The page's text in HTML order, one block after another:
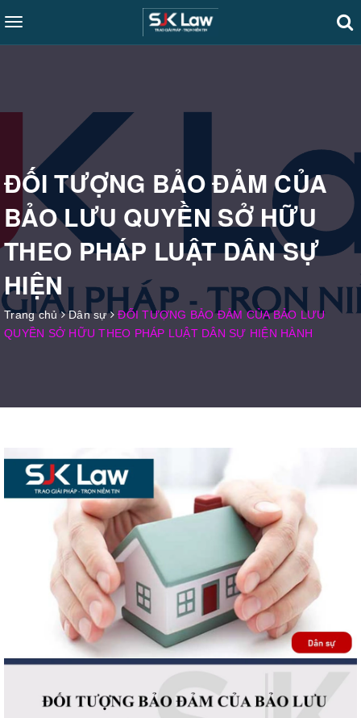
Toggle
navigation
ĐỐI TƯỢNG BẢO ĐẢM CỦA
BẢO LƯU QUYỀN SỞ HỮU
THEO PHÁP LUẬT DÂN SỰ
HIỆN
Trang chủ Dân sự
ĐỐI TƯỢNG BẢO ĐẢM CỦA BẢO LƯU
QUYỀN SỞ HỮU THEO PHÁP LUẬT DÂN SỰ HIỆN HÀNH